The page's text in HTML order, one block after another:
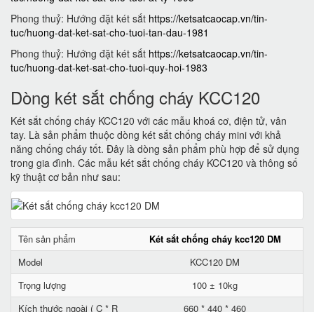
Phong thuỷ: Hướng đặt két sắt https://ketsatcaocap.vn/tin-
tuc/huong-dat-ket-sat-cho-tuoi-tan-dau-1981
Phong thuỷ: Hướng đặt két sắt https://ketsatcaocap.vn/tin-
tuc/huong-dat-ket-sat-cho-tuoi-quy-hoi-1983
Dòng két sắt chống cháy KCC120
Két sắt chống cháy KCC120 với các mẫu khoá cơ, điện tử, vân
tay. Là sản phẩm thuộc dòng két sắt chống cháy mini với khả
năng chống cháy tốt. Đây là dòng sản phẩm phù hợp để sử dụng
trong gia đình. Các mẫu két sắt chống cháy KCC120 và thông số
kỹ thuật cơ bản như sau:
Tên sản phẩm
Két sắt chống cháy kcc120 DM
Model
KCC120 DM
Trọng lượng
100 ± 10kg
Kích thước ngoài ( C * R
660 * 440 * 460